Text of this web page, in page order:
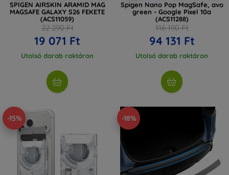
SPIGEN AIRSKIN ARAMID MAG
MAGSAFE GALAXY S26 FEKETE
(ACS11059)
22 290 Ft
19 071 Ft
Utolsó darab raktáron
Spigen Nano Pop MagSafe, avo
green - Google Pixel 10a
(ACS11288)
116 190 Ft
94 131 Ft
Utolsó darab raktáron
-15% -18%